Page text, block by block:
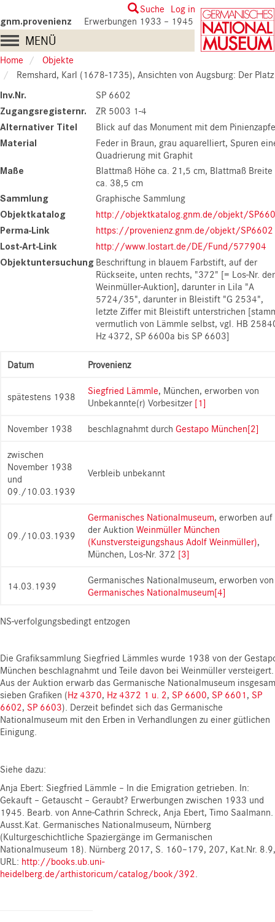
to
main
content
User
account
menu
Suche Log in
gnm.provenienz Erwerbungen 1933 – 1945
Main
navigation
MENÜ
Home
Objekte
Remshard, Karl (1678-1735), Ansichten von Augsburg: Der Platz bei der St. Ulrichskirche zu Augsburg, 18. Jh.
Inv.Nr. SP 6602
Zugangsregisternr. ZR 5003 1-4
Alternativer Titel Blick auf das Monument mit dem
Material
Feder in Braun, grau aquarelliert, Spuren
Quadrierung mit Graphit
Maße Blattmaß Höhe ca. 21,5 cm Blattmaß Breite
ca. 38,5 cm
Sammlung Graphische Sammlung
Objektkatalog http://objektkatalog.gnm.de/objekt/
Perma-Link https://provenienz.gnm.de/objekt/SP6602
Lost-Art-Link http://www.lostart.de/DE/Fund/577904
Objektuntersuchung Beschriftung in blauem Farbstift, auf der
Rückseite, unten rechts, "372" [= Los-Nr. der
Weinmüller-Auktion], darunter in Lila "A
5724/35", darunter in Bleistift "G 2534",
letzte Ziffer mit Bleistift unterstrichen
vermutlich von Lämmle selbst, vgl. HB
Hz 4372, SP 6600a bis SP 6603]
Datum Provenienz
spätestens 1938 Siegfried Lämmle, München, erworben von
Unbekannte(r) Vorbesitzer [1]
November 1938 beschlagnahmt durch Gestapo München[2]
zwischen
November 1938
und
09./10.03.1939
Verbleib unbekannt
09./10.03.1939
Germanisches Nationalmuseum, erworben auf
der Auktion Weinmüller München
(Kunstversteigungshaus Adolf Weinmüller),
München, Los-Nr. 372 [3]
14.03.1939
Germanisches Nationalmuseum, erworben von
Germanisches Nationalmuseum[4]
NS-verfolgungsbedingt entzogen
Die Grafiksammlung Siegfried Lämmles wurde 1938 von der
München beschlagnahmt und Teile davon bei Weinmüller versteigert.
Aus der Auktion erwarb das Germanische Nationalmuseum
sieben Grafiken (Hz 4370, Hz 4372 1 u. 2, SP 6600, SP 6601 , SP
6602, SP 6603). Derzeit befindet sich das Germanische
Nationalmuseum mit den Erben in Verhandlungen zu einer gütlichen
Einigung.
Siehe dazu:
Anja Ebert: Siegfried Lämmle – In die Emigration getrieben. In:
Gekauft – Getauscht – Geraubt? Erwerbungen zwischen 1933 und
1945. Bearb. von Anne-Cathrin Schreck, Anja Ebert, Timo Saalmann.
Ausst.Kat. Germanisches Nationalmuseum, Nürnberg
(Kulturgeschichtliche Spaziergänge im Germanischen
Nationalmuseum 18). Nürnberg 2017, S. 160–179, 207, Kat.Nr. 8.9,
URL: http://books.ub.uni-
heidelberg.de/arthistoricum/catalog/book/392